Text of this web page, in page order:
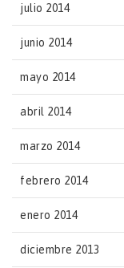
julio 2014
junio 2014
mayo 2014
abril 2014
marzo 2014
febrero 2014
enero 2014
diciembre 2013